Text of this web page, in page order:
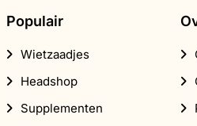
Populair
Wietzaadjes
Headshop
Supplementen